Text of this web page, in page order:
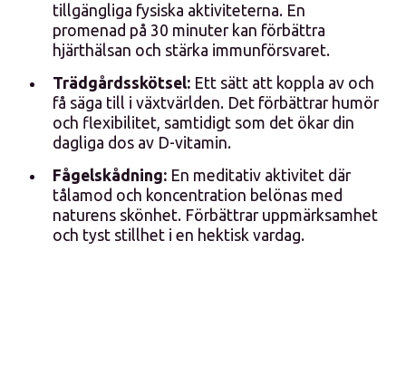
tillgängliga fysiska aktiviteterna. En
promenad på 30 minuter kan förbättra
hjärthälsan och stärka immunförsvaret.
Trädgårdsskötsel: Ett sätt att koppla av och
få säga till i växtvärlden. Det förbättrar humör
och flexibilitet, samtidigt som det ökar din
dagliga dos av D-vitamin.
Fågelskådning: En meditativ aktivitet där
tålamod och koncentration belönas med
naturens skönhet. Förbättrar uppmärksamhet
och tyst stillhet i en hektisk vardag.